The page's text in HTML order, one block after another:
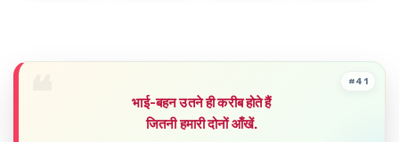
भाई-बहन उतने ही करीब होते हैं
जितनी हमारी दोनों आँखें.
#41